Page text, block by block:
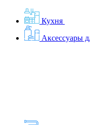
Кухня
Аксессуары